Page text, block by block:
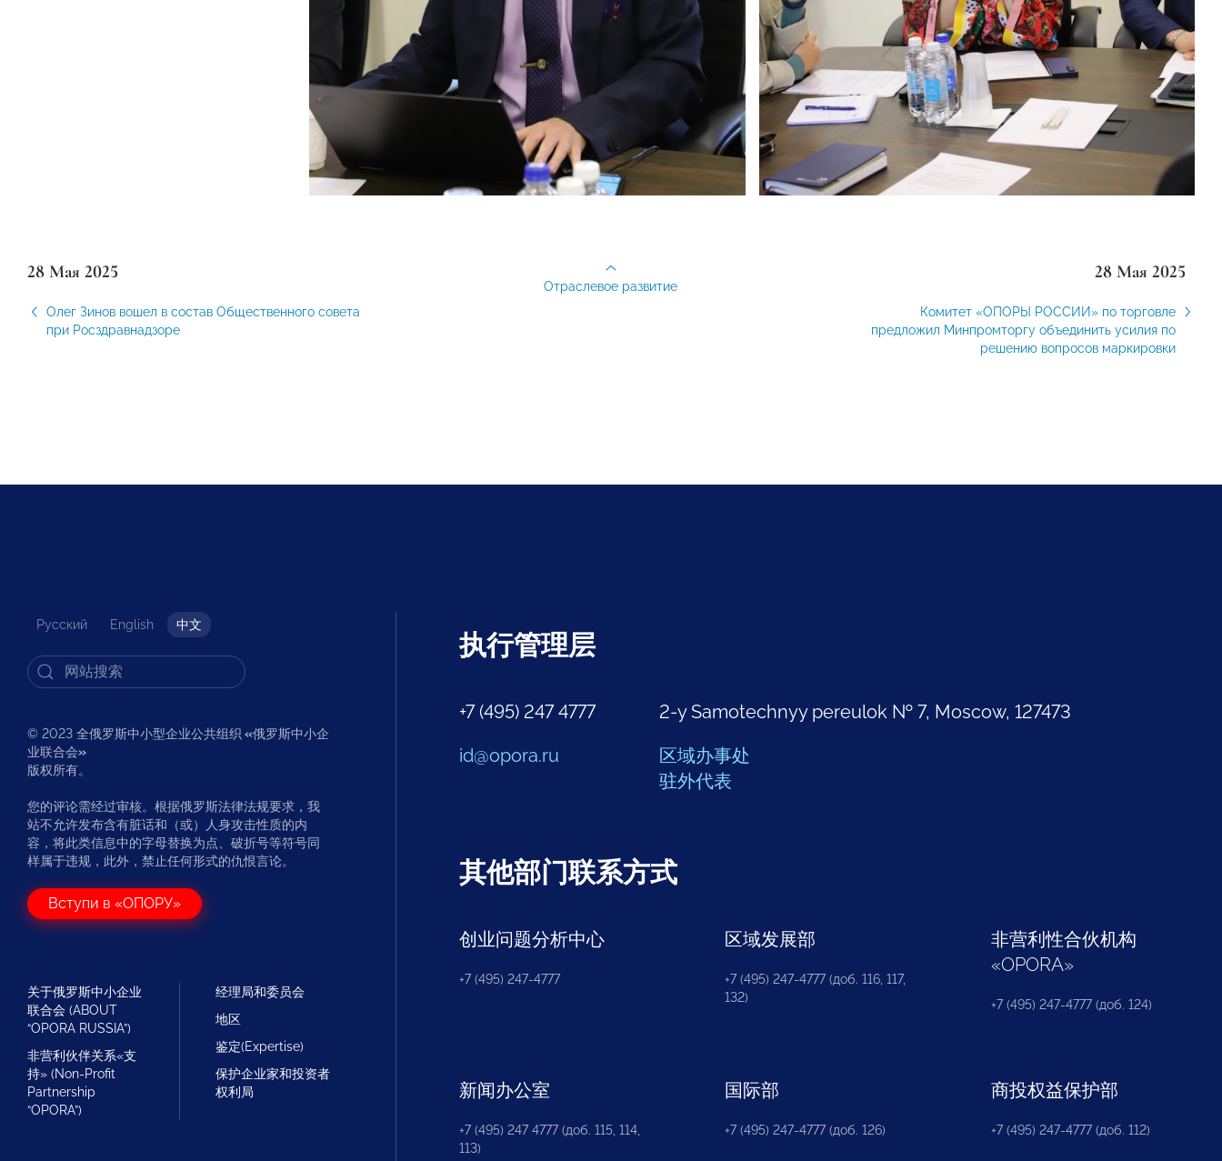
28 Мая 2025
Олег Зинов вошел в состав Общественного совета
при Росздравнадзоре
28 Мая 2025
Комитет «ОПОРЫ РОССИИ» по торговле
предложил Минпромторгу объединить усилия по
решению вопросов маркировки
Отраслевое развитие
Русский English 中文
© 2023 全俄罗斯中小型企业公共组织 «俄罗斯中小企
业联合会»
版权所有。
您的评论需经过审核。根据俄罗斯法律法规要求，我
站不允许发布含有脏话和（或）人身攻击性质的内
容，将此类信息中的字母替换为点、破折号等符号同
样属于违规，此外，禁止任何形式的仇恨言论。
Вступи в «ОПОРУ»
关于俄罗斯中小企业
联合会 (ABOUT
“OPORA RUSSIA”)
非营利伙伴关系«支
持» (Non-Profit
Partnership
“OPORA”)
经理局和委员会
地区
鉴定(Expertise)
保护企业家和投资者
权利局
执行管理层
+7 (495) 247 4777
id@opora.ru
2-y Samotechnyy pereulok № 7, Moscow, 127473
区域办事处
驻外代表
其他部门联系方式
创业问题分析中心
+7 (495) 247-4777
区域发展部
+7 (495) 247-4777 (доб. 116, 117,
132)
非营利性合伙机构
«OPORA»
+7 (495) 247-4777 (доб. 124)
新闻办公室
+7 (495) 247 4777 (доб. 115, 114,
113)
国际部
+7 (495) 247-4777 (доб. 126)
商投权益保护部
+7 (495) 247-4777 (доб. 112)